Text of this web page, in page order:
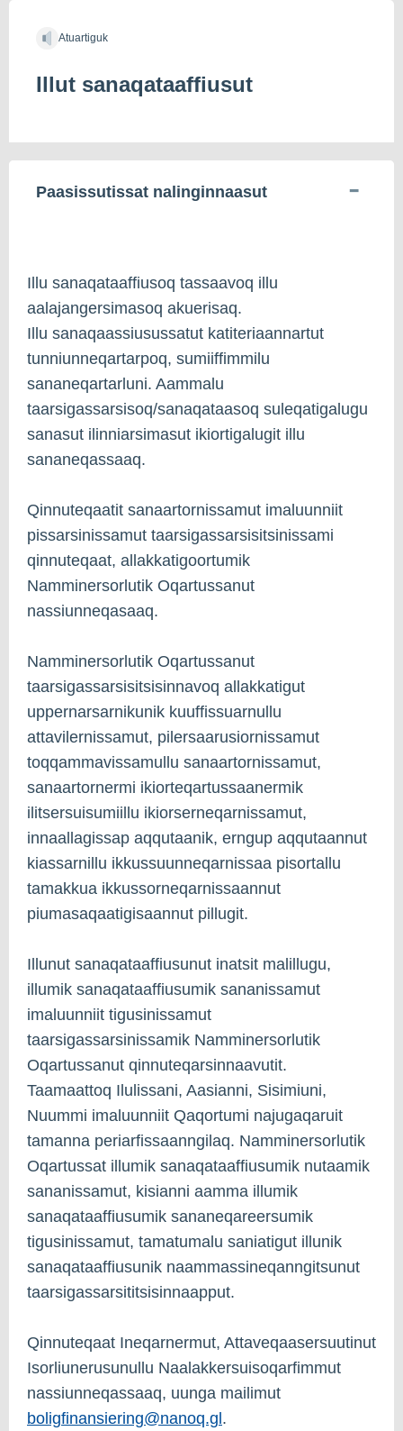
Atuartiguk
Illut sanaqataaffiusut
Paasissutissat nalinginnaasut
Illu sanaqataaffiusoq tassaavoq illu
aalajangersimasoq akuerisaq.
Illu sanaqaassiusussatut katiteriaannartut
tunniunneqartarpoq, sumiiffimmilu
sananeqartarluni. Aammalu
taarsigassarsisoq/sanaqataasoq suleqatigalugu
sanasut ilinniarsimasut ikiortigalugit illu
sananeqassaaq.
Qinnuteqaatit sanaartornissamut imaluunniit
pissarsinissamut taarsigassarsisitsinissami
qinnuteqaat, allakkatigoortumik
Namminersorlutik Oqartussanut
nassiunneqasaaq.
Namminersorlutik Oqartussanut
taarsigassarsisitsisinnavoq allakkatigut
uppernarsarnikunik kuuffissuarnullu
attavilernissamut, pilersaarusiornissamut
toqqammavissamullu sanaartornissamut,
sanaartornermi ikiorteqartussaanermik
ilitsersuisumiillu ikiorserneqarnissamut,
innaallagissap aqqutaanik, erngup aqqutaannut
kiassarnillu ikkussuunneqarnissaa pisortallu
tamakkua ikkussorneqarnissaannut
piumasaqaatigisaannut pillugit.
Illunut sanaqataaffiusunut inatsit malillugu,
illumik sanaqataaffiusumik sananissamut
imaluunniit tigusinissamut
taarsigassarsinissamik Namminersorlutik
Oqartussanut qinnuteqarsinnaavutit.
Taamaattoq Ilulissani, Aasianni, Sisimiuni,
Nuummi imaluunniit Qaqortumi najugaqaruit
tamanna periarfissaanngilaq. Namminersorlutik
Oqartussat illumik sanaqataaffiusumik nutaamik
sananissamut, kisianni aamma illumik
sanaqataaffiusumik sananeqareersumik
tigusinissamut, tamatumalu saniatigut illunik
sanaqataaffiusunik naammassineqanngitsunut
taarsigassarsititsisinnaapput.
Qinnuteqaat Ineqarnermut, Attaveqaasersuutinut
Isorliunerusunullu Naalakkersuisoqarfimmut
nassiunneqassaaq, uunga mailimut
boligfinansiering@nanoq.gl.